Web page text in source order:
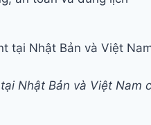
Nhật Bản và Việt Nam